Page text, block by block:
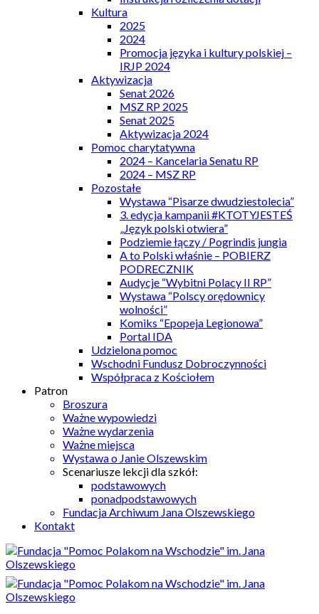
Kultura
2025
2024
Promocja języka i kultury polskiej –
IRJP 2024
Aktywizacja
Senat 2026
MSZ RP 2025
Senat 2025
Aktywizacja 2024
Pomoc charytatywna
2024 – Kancelaria Senatu RP
2024 – MSZ RP
Pozostałe
Wystawa “Pisarze dwudziestolecia”
3. edycja kampanii #KTOTYJESTEŚ
„Język polski otwiera”
Podziemie łączy / Pogrindis jungia
A to Polski właśnie – POBIERZ
PODRECZNIK
Audycje “Wybitni Polacy II RP”
Wystawa “Polscy orędownicy
wolności”
Komiks “Epopeja Legionowa”
Portal IDA
Udzielona pomoc
Wschodni Fundusz Dobroczynności
Współpraca z Kościołem
Patron
Broszura
Ważne wypowiedzi
Ważne wydarzenia
Ważne miejsca
Wystawa o Janie Olszewskim
Scenariusze lekcji dla szkół:
podstawowych
ponadpodstawowych
Fundacja Archiwum Jana Olszewskiego
Kontakt